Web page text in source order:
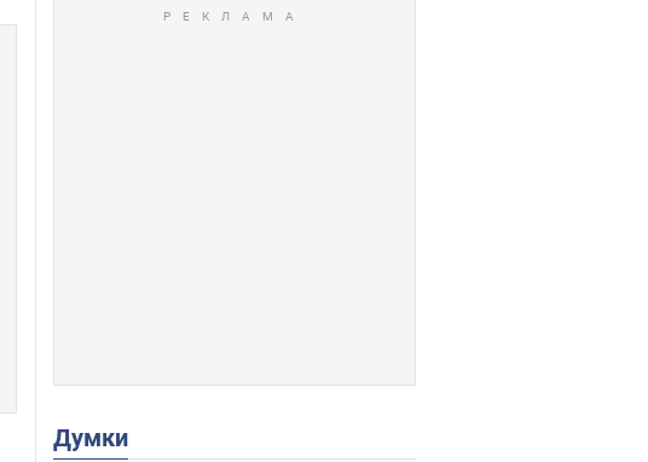
Думки